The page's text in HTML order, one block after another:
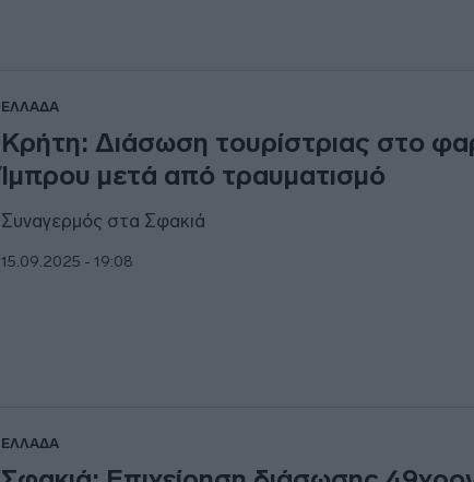
ΕΛΛΑΔΑ
Κρήτη: Διάσωση τουρίστριας στο
Ίμπρου μετά από τραυματισμό
Συναγερμός στα Σφακιά
15.09.2025 - 19:08
ΕΛΛΑΔΑ